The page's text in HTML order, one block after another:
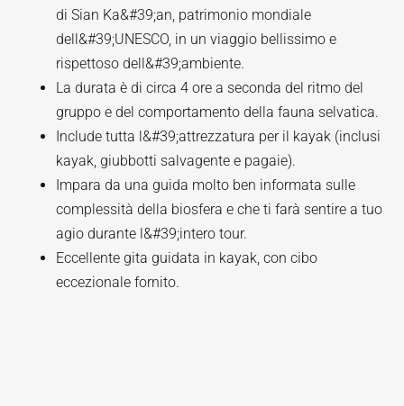
di Sian Ka&#39;an, patrimonio mondiale
dell&#39;UNESCO, in un viaggio bellissimo e
rispettoso dell&#39;ambiente.
La durata è di circa 4 ore a seconda del ritmo del
gruppo e del comportamento della fauna selvatica.
Include tutta l&#39;attrezzatura per il kayak (inclusi
kayak, giubbotti salvagente e pagaie).
Impara da una guida molto ben informata sulle
complessità della biosfera e che ti farà sentire a tuo
agio durante l&#39;intero tour.
Eccellente gita guidata in kayak, con cibo
eccezionale fornito.